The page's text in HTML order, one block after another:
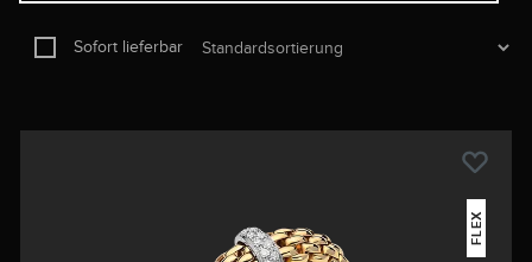
Sofort lieferbar
FLEX